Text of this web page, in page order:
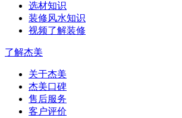
选材知识
装修风水知识
视频了解装修
了解杰美
关于杰美
杰美口碑
售后服务
客户评价